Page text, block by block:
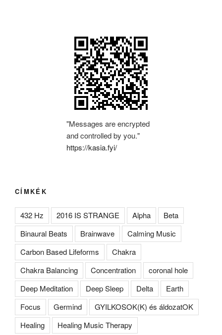
"Messages are encrypted
and controlled by you."
https://kasia.fyi/
CÍMKÉK
432 Hz 2016 IS STRANGE Alpha
Beta
Binaural Beats
Brainwave
Calming Music
Carbon Based Lifeforms
Chakra
Chakra Balancing
Concentration
coronal hole
Deep Meditation
Deep Sleep Delta
Earth
Focus
Germind
GYILKOSOK(K) és áldozatOK
Healing
Healing Music Therapy